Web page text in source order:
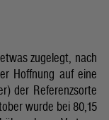
zugelegt, nach
Hoffnung auf eine
der Referenzsorte
wurde bei 80,15